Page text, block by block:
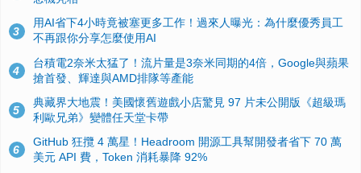
3
用AI省下4小時竟被塞更多工作！過來人曝光：為什麼優秀員工
不再跟你分享怎麼使用AI
4
台積電2奈米太猛了！流片量是3奈米同期的4倍，Google與蘋果
搶首發、輝達與AMD排隊等產能
5
典藏界大地震！美國懷舊遊戲小店驚見 97 片未公開版《超級瑪
利歐兄弟》變體任天堂卡帶
6
GitHub 狂攬 4 萬星！Headroom 開源工具幫開發者省下 70 萬
美元 API 費，Token 消耗暴降 92%